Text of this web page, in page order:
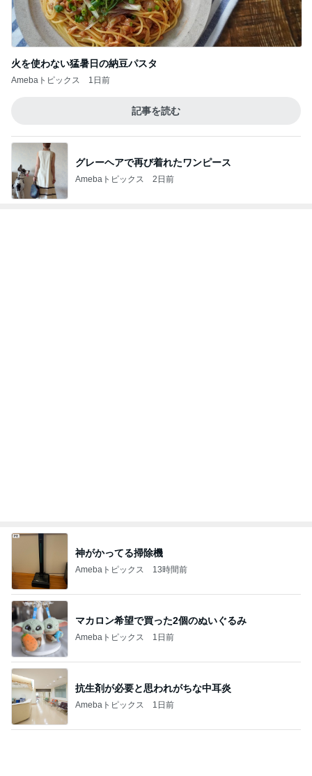
グレーヘアで再び着れたワンピース
Amebaトピックス 2日前
抗生剤が必要と思われがちな中耳炎
Amebaトピックス 1日前
久しぶりのゆっくり過ごす家族時間
Amebaトピックス 1日前